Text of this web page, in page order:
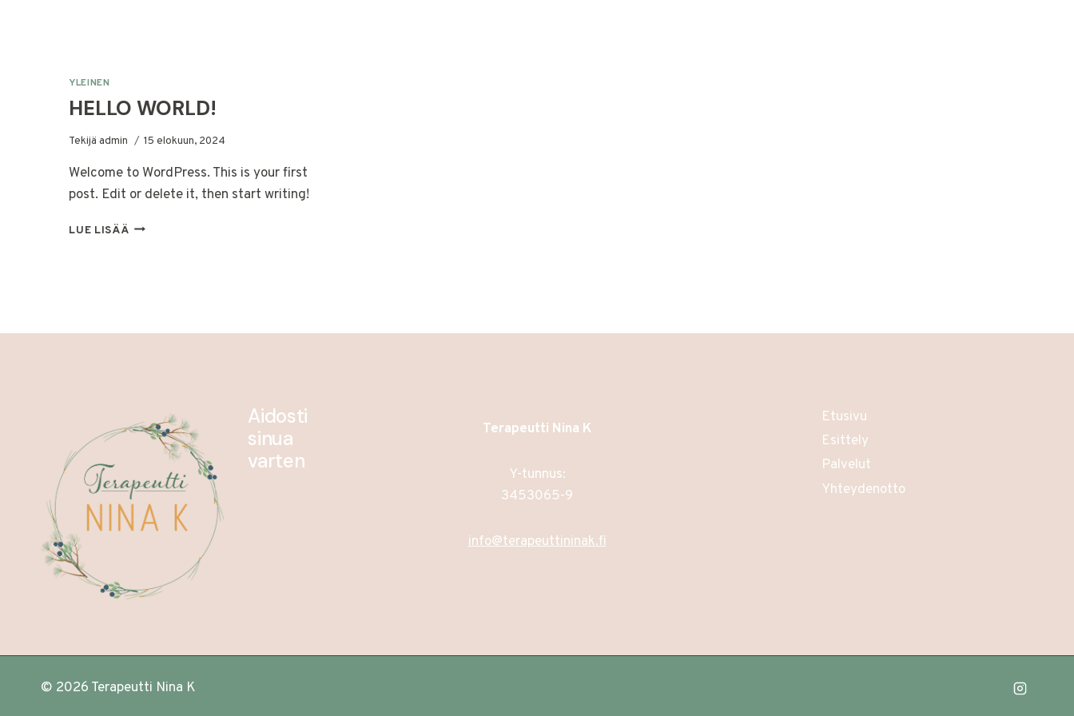
YLEINEN
HELLO WORLD!
Tekijä admin 15 elokuun, 2024
Welcome to WordPress. This is your first
post. Edit or delete it, then start writing!
LUE LISÄÄ HELLO
Aidosti
sinua
varten
Terapeutti Nina K
Y-tunnus:
3453065-9
info@terapeuttininak.fi
Etusivu
Esittely
Palvelut
Yhteydenotto
© 2026 Terapeutti Nina K